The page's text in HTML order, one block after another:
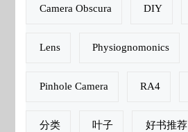
Camera Obscura DIY
Lens Physiognomonics
Pinhole Camera RA4
分类 叶子 好书推荐